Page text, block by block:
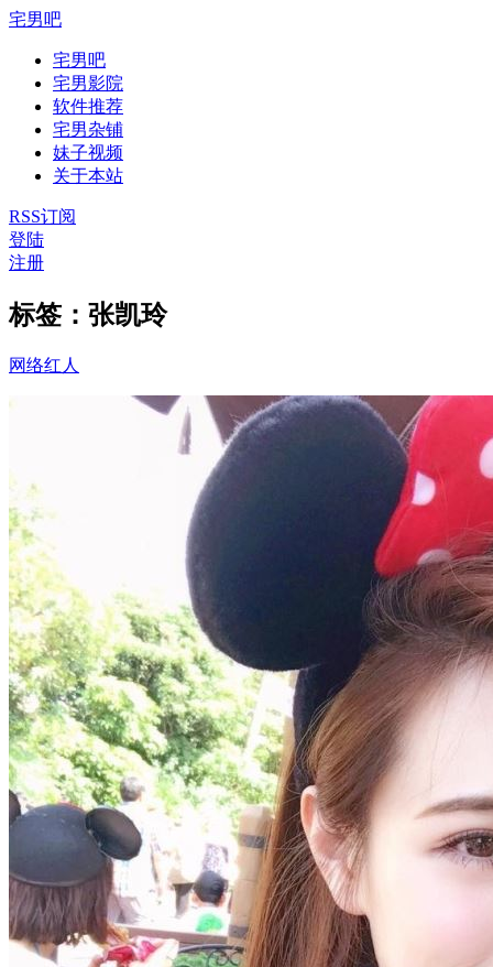
宅男吧
宅男吧
宅男影院
软件推荐
宅男杂铺
妹子视频
关于本站
RSS订阅
登陆
注册
标签：张凯玲
网络红人